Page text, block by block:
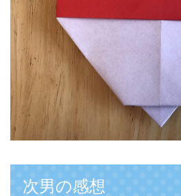
次男の感想